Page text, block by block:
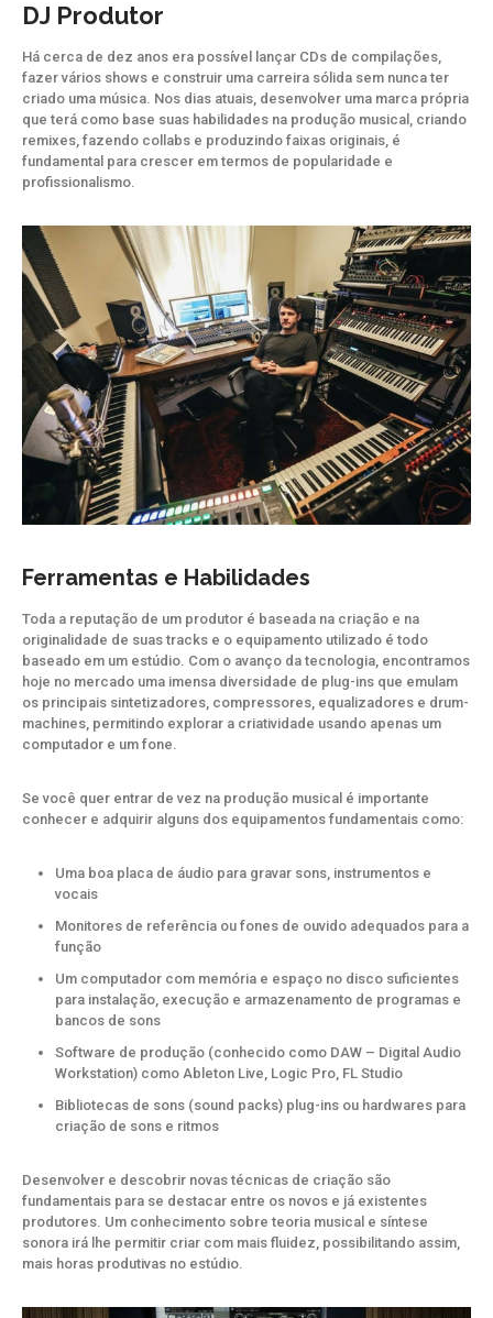
DJ Produtor
Há cerca de dez anos era possível lançar CDs de compilações,
fazer vários shows e construir uma carreira sólida sem nunca ter
criado uma música. Nos dias atuais, desenvolver uma marca própria
que terá como base suas habilidades na produção musical, criando
remixes, fazendo collabs e produzindo faixas originais, é
fundamental para crescer em termos de popularidade e
profissionalismo.
Ferramentas e Habilidades
Toda a reputação de um produtor é baseada na criação e na
originalidade de suas tracks e o equipamento utilizado é todo
baseado em um estúdio. Com o avanço da tecnologia, encontramos
hoje no mercado uma imensa diversidade de plug-ins que emulam
os principais sintetizadores, compressores, equalizadores e drum-
machines, permitindo explorar a criatividade usando apenas um
computador e um fone.
Se você quer entrar de vez na produção musical é importante
conhecer e adquirir alguns dos equipamentos fundamentais como:
Uma boa placa de áudio para gravar sons, instrumentos e
vocais
Monitores de referência ou fones de ouvido adequados para a
função
Um computador com memória e espaço no disco suficientes
para instalação, execução e armazenamento de programas e
bancos de sons
Software de produção (conhecido como DAW – Digital Audio
Workstation) como Ableton Live, Logic Pro, FL Studio
Bibliotecas de sons (sound packs) plug-ins ou hardwares para
criação de sons e ritmos
Desenvolver e descobrir novas técnicas de criação são
fundamentais para se destacar entre os novos e já existentes
produtores. Um conhecimento sobre teoria musical e síntese
sonora irá lhe permitir criar com mais fluidez, possibilitando assim,
mais horas produtivas no estúdio.